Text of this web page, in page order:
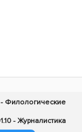
- Филологические
- Журналистика